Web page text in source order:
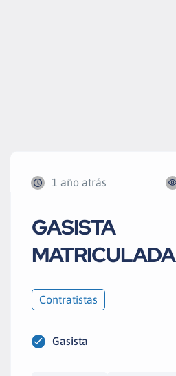
1 año atrás
GASISTA
MATRICULADA
Contratistas
Gasista